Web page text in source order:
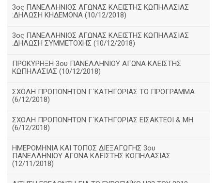
3ος ΠΑΝΕΛΛΗΝΙΟΣ ΑΓΩΝΑΣ ΚΛΕΙΣΤΗΣ ΚΩΠΗΛΑΣΙΑΣ
:ΔΗΛΩΣΗ ΚΗΔΕΜΟΝΑ (10/12/2018)
3ος ΠΑΝΕΛΛΗΝΙΟΣ ΑΓΩΝΑΣ ΚΛΕΙΣΤΗΣ ΚΩΠΗΛΑΣΙΑΣ
:ΔΗΛΩΣΗ ΣΥΜΜΕΤΟΧΗΣ (10/12/2018)
ΠΡΟΚΥΡΗΞΗ 3ου ΠΑΝΕΛΛΗΝΙΟΥ ΑΓΩΝΑ ΚΛΕΙΣΤΗΣ
ΚΩΠΗΛΑΣΙΑΣ (10/12/2018)
ΣΧΟΛΗ ΠΡΟΠΟΝΗΤΩΝ Γ΄ΚΑΤΗΓΟΡΙΑΣ ΤΟ ΠΡΟΓΡΑΜΜΑ
(6/12/2018)
ΣΧΟΛΗ ΠΡΟΠΟΝΗΤΩΝ Γ΄ΚΑΤΗΓΟΡΙΑΣ ΕΙΣΑΚΤΕΟΙ & ΜΗ
(6/12/2018)
ΗΜΕΡΟΜΗΝΙΑ ΚΑΙ ΤΟΠΟΣ ΔΙΕΞΑΓΩΓΗΣ 3ου
ΠΑΝΕΛΛΗΝΙΟΥ ΑΓΩΝΑ ΚΛΕΙΣΤΗΣ ΚΩΠΗΛΑΣΙΑΣ
(12/11/2018)